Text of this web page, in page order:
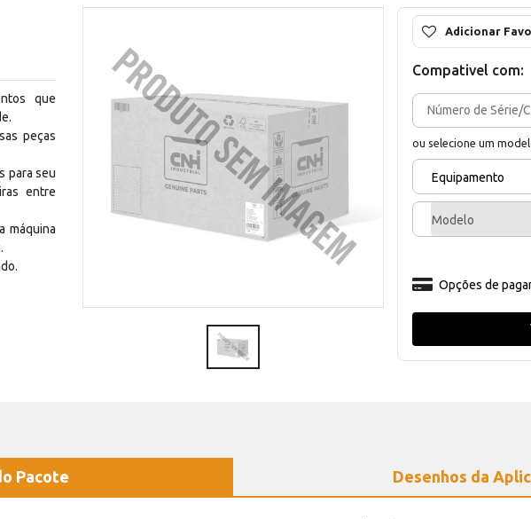
que
peças
para seu
entre
máquina
Adicionar
Compativel com:
ou selecione um
Equipamento
Modelo
Opções de
Pacote Desenhos da